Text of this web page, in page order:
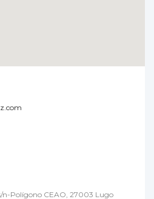
n-Polígono CEAO, 27003 Lugo